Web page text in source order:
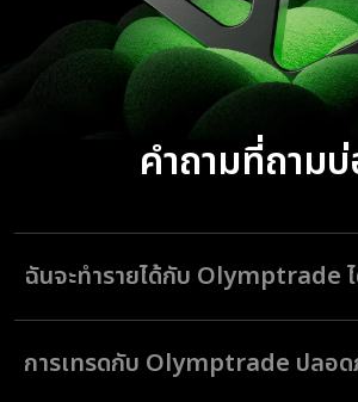
คำถามที่ถาม
ฉันจะทำรายได้กับ Olymptrade
ใช่ หากการคาดการณ์ราคาของคุณถูกต้องบ่อยครั้ง
ต้อง คุณจะทำกำไรได้
การเทรดกับ Olymptrade ปลอด